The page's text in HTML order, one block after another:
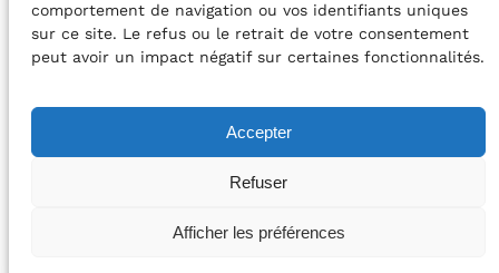
comportement de navigation ou vos identifiants uniques
sur ce site. Le refus ou le retrait de votre consentement
peut avoir un impact négatif sur certaines fonctionnalités.
Accepter
Refuser
Afficher les préférences
avec le soutien de la Fédération Wallonie-Bruxelles
POLITIQUE DE CONFIDENTIALITÉ
Développement :Média Animation asbl